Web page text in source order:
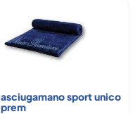
asciugamano sport unico
prem